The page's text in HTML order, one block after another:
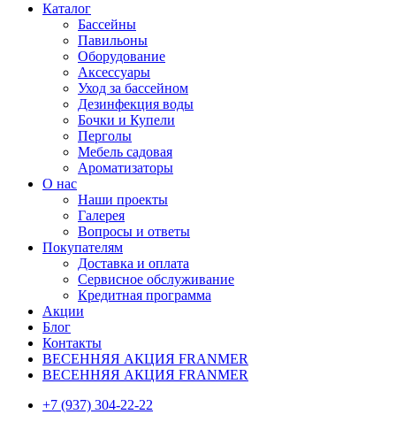
Каталог
Бассейны
Павильоны
Оборудование
Аксессуары
Уход за бассейном
Дезинфекция воды
Бочки и Купели
Перголы
Мебель садовая
Ароматизаторы
О нас
Наши проекты
Галерея
Вопросы и ответы
Покупателям
Доставка и оплата
Сервисное обслуживание
Кредитная программа
Акции
Блог
Контакты
ВЕСЕННЯЯ АКЦИЯ FRANMER
ВЕСЕННЯЯ АКЦИЯ FRANMER
+7 (937) 304-22-22